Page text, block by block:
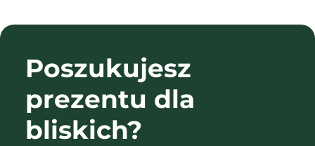
Poszukujesz
prezentu dla
bliskich?